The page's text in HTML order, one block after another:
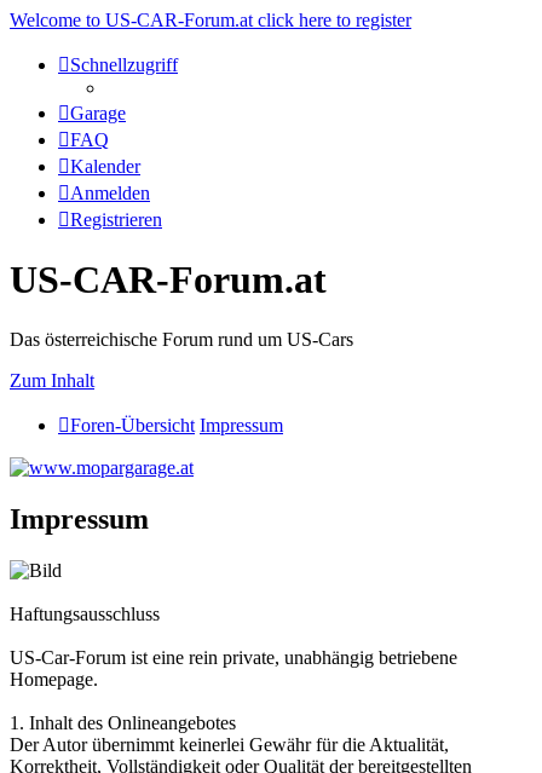
Welcome to US-CAR-Forum.at click here to register
Schnellzugriff
Garage
FAQ
Kalender
Anmelden
Registrieren
US-CAR-Forum.at
Das österreichische Forum rund um US-Cars
Zum Inhalt
Foren-Übersicht Impressum
Impressum
Haftungsausschluss
US-Car-Forum ist eine rein private, unabhängig betriebene
Homepage.
1. Inhalt des Onlineangebotes
Der Autor übernimmt keinerlei Gewähr für die Aktualität,
Korrektheit, Vollständigkeit oder Qualität der bereitgestellten